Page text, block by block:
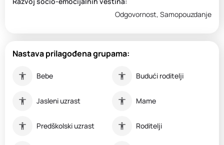
Odgovornost, Samopouzdanje
Nastava prilagođena grupama:
Bebe Budući roditelji
Jasleni uzrast Mame
Predškolski uzrast Roditelji